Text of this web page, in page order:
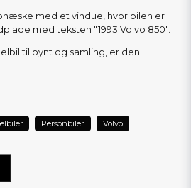
med et vindue, hvor bilen er
med teksten "1993 Volvo 850".
til pynt og samling, er den
Personbiler Volvo